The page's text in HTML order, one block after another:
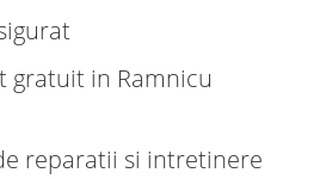
gratuit in Ramnicu
reparatii si intretinere